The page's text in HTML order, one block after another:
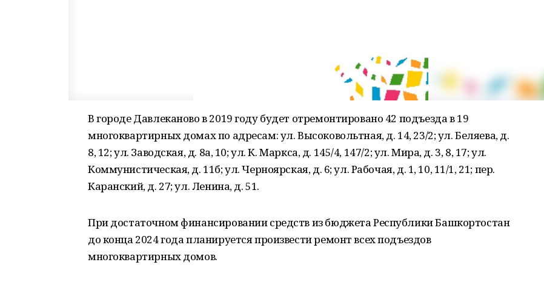
В городе Давлеканово в 2019 году будет отремонтировано 42 подъезда в 19
многоквартирных домах по адресам: ул. Высоковольтная, д. 14, 23/2; ул. Беляева, д.
8, 12; ул. Заводская, д. 8а, 10; ул. К. Маркса, д. 145/4, 147/2; ул. Мира, д. 3, 8, 17; ул.
Коммунистическая, д. 11б; ул. Черноярская, д. 6; ул. Рабочая, д. 1, 10, 11/1, 21; пер.
Каранский, д. 27; ул. Ленина, д. 51.
При достаточном финансировании средств из бюджета Республики Башкортостан
до конца 2024 года планируется произвести ремонт всех подъездов
многоквартирных домов.